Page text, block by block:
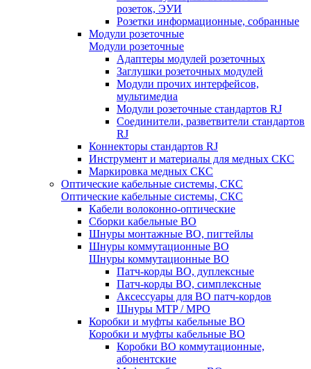
розеток, ЭУИ
Розетки информационные, собранные
Модули розеточные
Модули розеточные
Адаптеры модулей розеточных
Заглушки розеточных модулей
Модули прочих интерфейсов,
мультимедиа
Модули розеточные стандартов RJ
Соединители, разветвители стандартов
RJ
Коннекторы стандартов RJ
Инструмент и материалы для медных СКС
Маркировка медных СКС
Оптические кабельные системы, СКС
Оптические кабельные системы, СКС
Кабели волоконно-оптические
Сборки кабельные ВО
Шнуры монтажные ВО, пигтейлы
Шнуры коммутационные ВО
Шнуры коммутационные ВО
Патч-корды ВО, дуплексные
Патч-корды ВО, симплексные
Аксессуары для ВО патч-кордов
Шнуры MTP / MPO
Коробки и муфты кабельные ВО
Коробки и муфты кабельные ВО
Коробки ВО коммутационные,
абонентские